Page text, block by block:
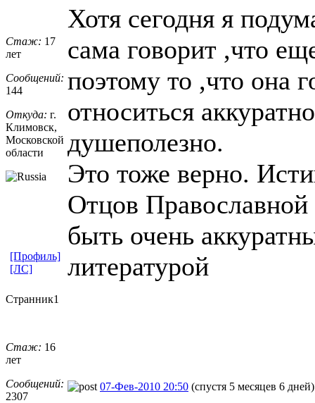
Стаж: 17
лет
Сообщений:
144
Откуда: г.
Климовск,
Московской
области
Хотя сегодня я
сама говорит ,что
поэтому то ,что она
относиться
душеполезно.
Это тоже верно.
Отцов
быть очень
литературой
[Профиль]
[ЛС]
Странник1
Стаж: 16
лет
Сообщений:
2307
07-Фев-2010 20:50 (спустя 5 месяцев 6 дней)